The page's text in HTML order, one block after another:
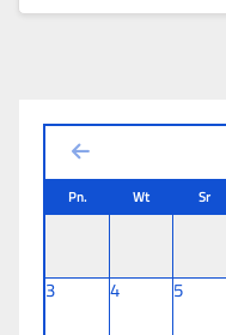
Pn. Wt Sr
3
4 5